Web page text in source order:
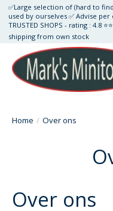
✅Large selection of (hard to
used by ourselves ✅ Advise
TRUSTED SHOPS - rating : 4.8
shipping from own stock
Home / Over ons
Over ons